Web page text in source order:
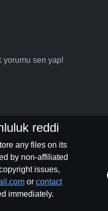
yorumu sen yap!
reddi
any files on its
by non-affiliated
issues,
or contact
immediately.